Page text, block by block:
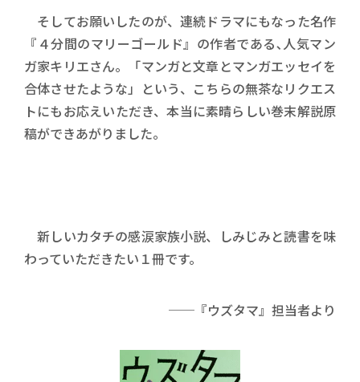
そしてお願いしたのが、連続ドラマにもなった名作
『４分間のマリーゴールド』の作者である､人気マン
ガ家キリエさん。「マンガと文章とマンガエッセイを
合体させたような」という、こちらの無茶なリクエス
トにもお応えいただき、本当に素晴らしい巻末解説原
稿ができあがりました。
新しいカタチの感涙家族小説、しみじみと読書を味
わっていただきたい１冊です。
──『ウズタマ』担当者より